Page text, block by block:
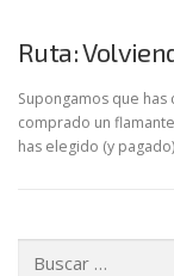
Ruta:
Supongamos que
comprado un
has elegido (y